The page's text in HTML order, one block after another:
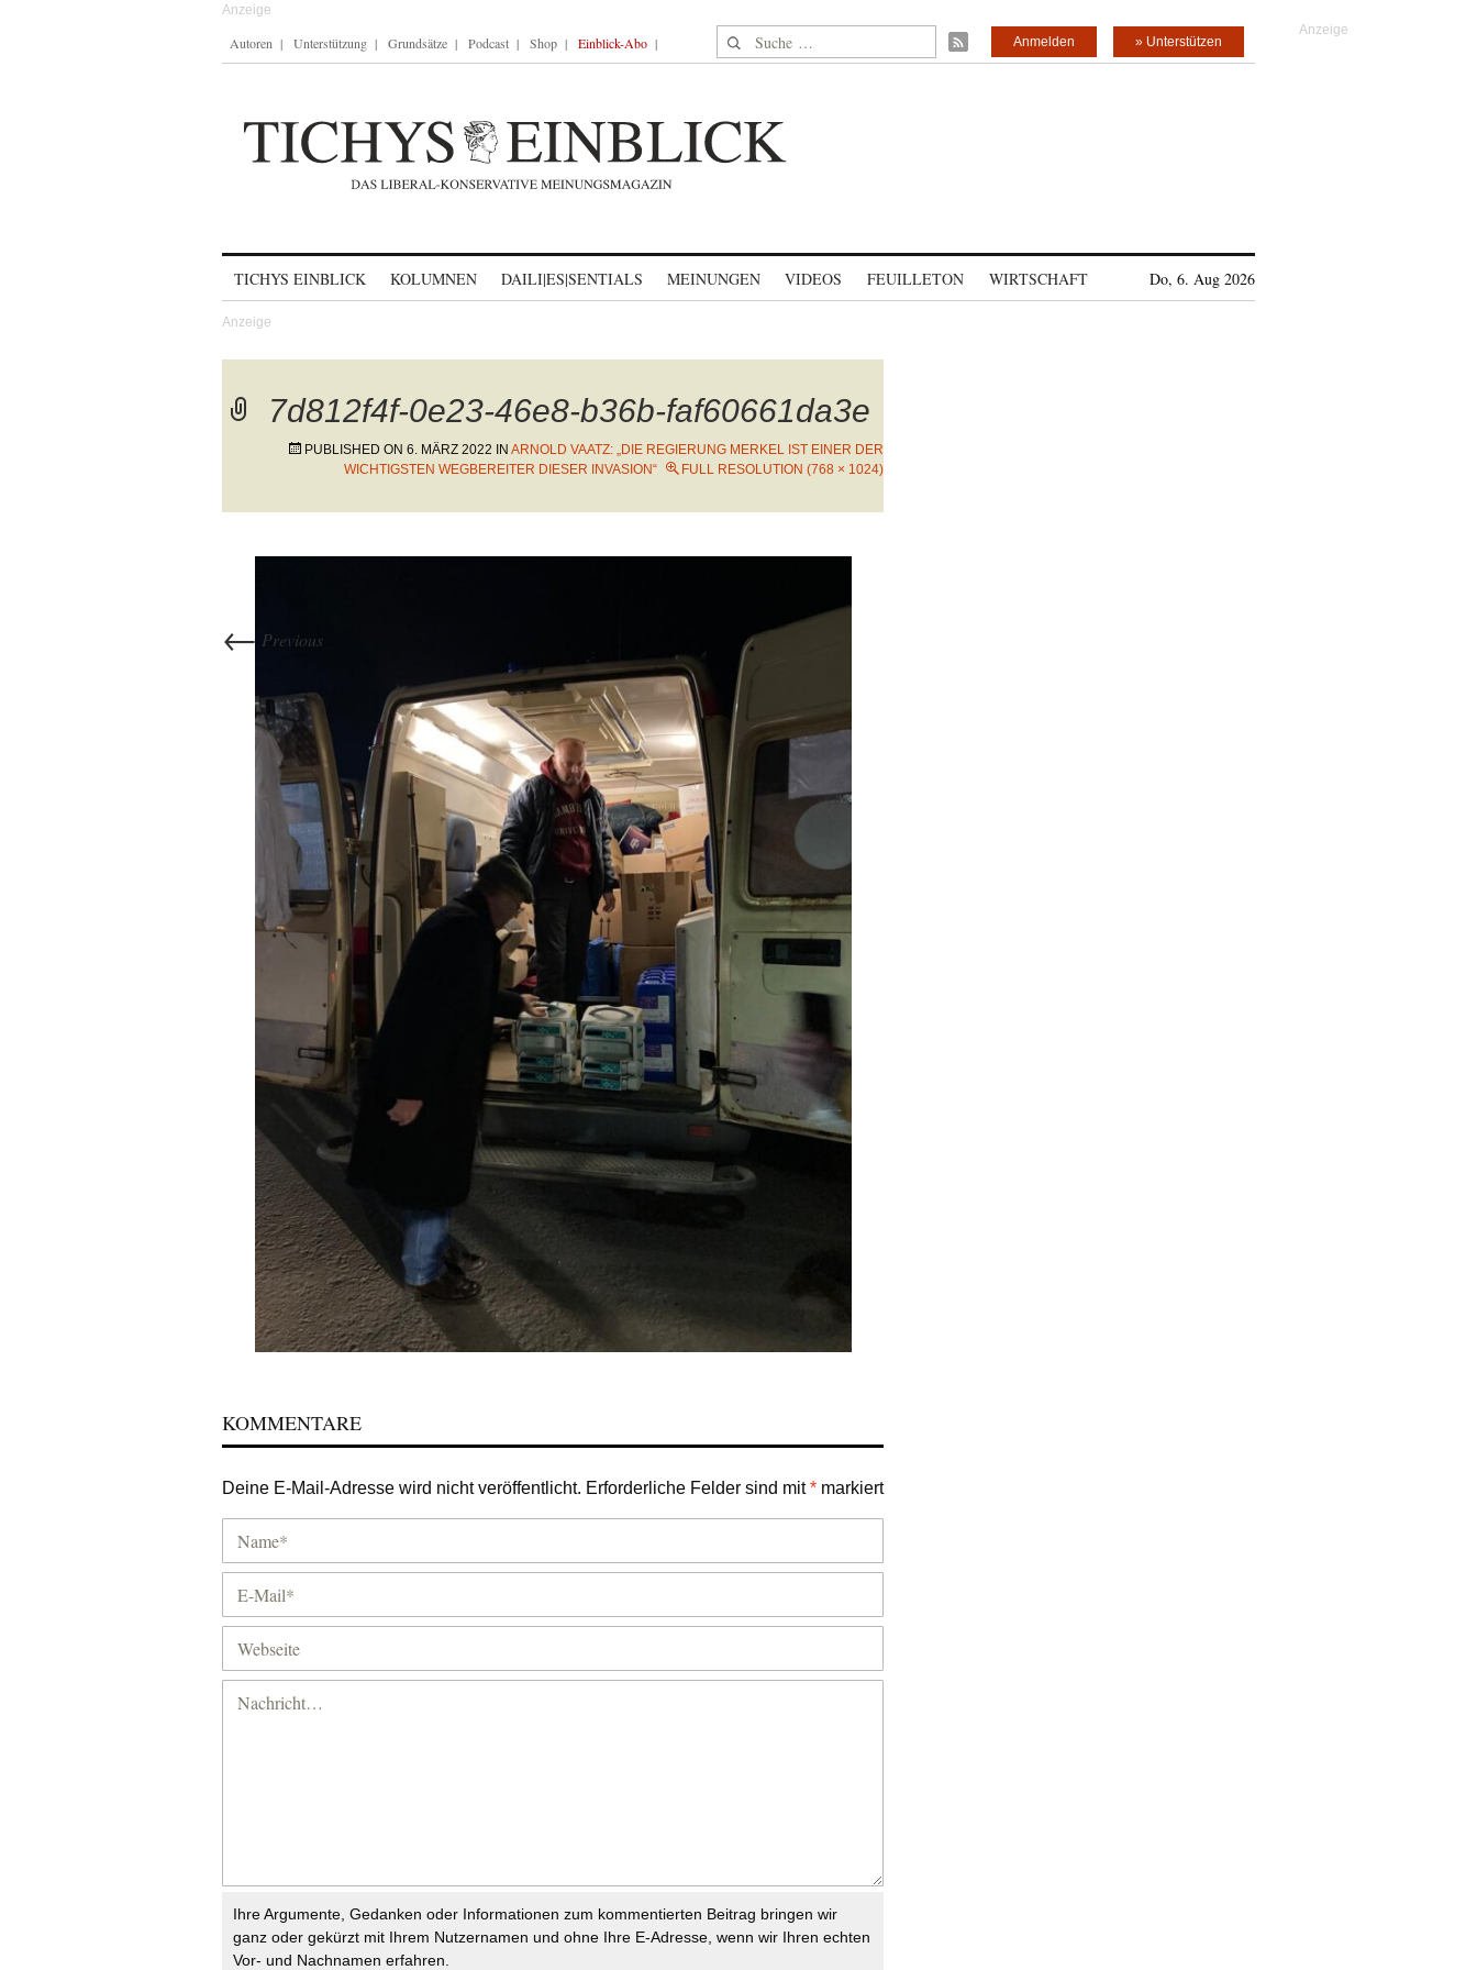
Autoren Unterstützung Grundsätze Podcast Shop Einblick-Abo Suche nach: » Unterstützen
Anmelden
TICHYS EINBLICK KOLUMNEN DAILI|ES|SENTIALS MEINUNGEN VIDEOS FEUILLETON WIRTSCHAFT Do, 6. Aug 2026
7d812f4f-0e23-46e8-b36b-faf60661da3e
PUBLISHED ON 6. MÄRZ 2022 IN ARNOLD VAATZ: „DIE REGIERUNG MERKEL IST EINER DER
WICHTIGSTEN WEGBEREITER DIESER INVASION“
FULL RESOLUTION (768 × 1024)
← Previous
KOMMENTARE
Deine E-Mail-Adresse wird nicht veröffentlicht. Erforderliche Felder sind mit* markiert
Ihre Argumente, Gedanken oder Informationen zum kommentierten Beitrag bringen wir
ganz oder gekürzt mit Ihrem Nutzernamen und ohne Ihre E-Adresse, wenn wir Ihren echten
Vor- und Nachnamen erfahren.